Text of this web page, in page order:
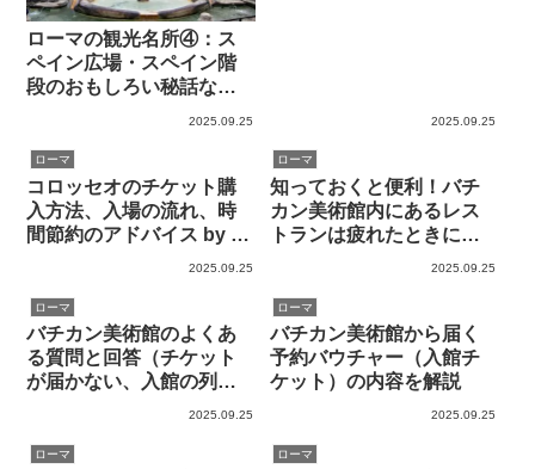
ローマの観光名所④：ス
ペイン広場・スペイン階
段のおもしろい秘話など
2025.09.25 2025.09.25
ローマ
コロッセオのチケット購
入方法、入場の流れ、時
間節約のアドバイス by ロ
2025.09.25
ローマ
知っておくと便利！バチ
カン美術館内にあるレス
トランは疲れたときに助
2025.09.25
ローマ
バチカン美術館のよくあ
る質問と回答（チケット
が届かない、入館の列に
2025.09.25
ローマ
バチカン美術館から届く
予約バウチャー（入館チ
ケット）の内容を解説
2025.09.25
ローマ ローマ